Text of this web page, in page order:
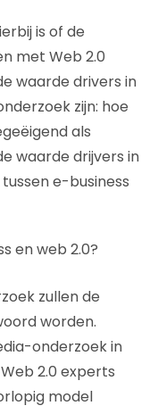
is of de
met Web 2.0
waarde drivers in
zijn: hoe
als
waarde drijvers in
e-business
zullen de
worden.
onderzoek in
2.0 experts
model